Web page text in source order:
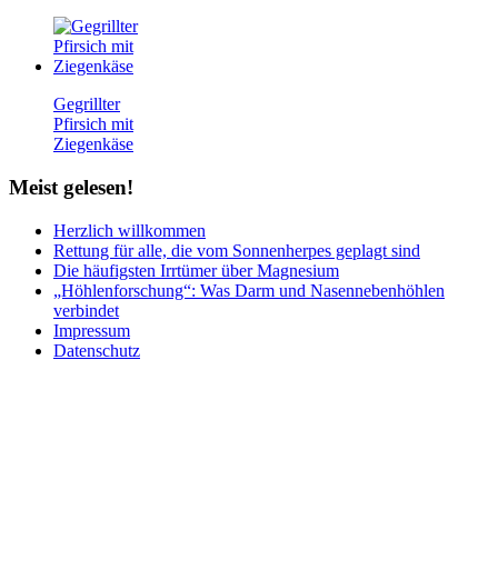
Gegrillter
Pfirsich mit
Ziegenkäse
Meist gelesen!
Herzlich willkommen
Rettung für alle, die vom Sonnenherpes geplagt sind
Die häufigsten Irrtümer über Magnesium
„Höhlenforschung“: Was Darm und Nasennebenhöhlen
verbindet
Impressum
Datenschutz